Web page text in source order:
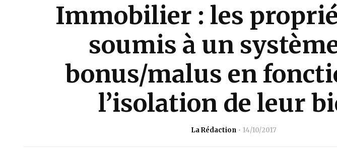
Immobilier : les
soumis à un
bonus/malus en
l’isolation de leur
La Rédaction 14/10/2017